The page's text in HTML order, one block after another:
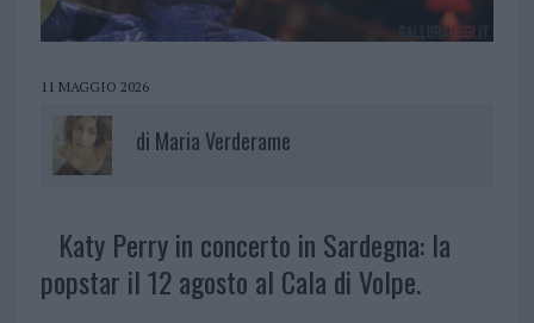
11 MAGGIO 2026
di Maria Verderame
Katy Perry in concerto in Sardegna: la
popstar il 12 agosto al Cala di Volpe.